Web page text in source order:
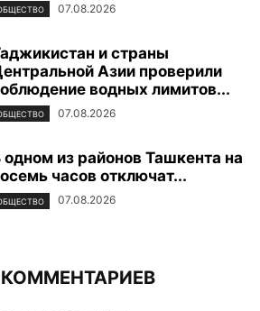
07.08.2026
и страны
Азии проверили
водных лимитов...
07.08.2026
одном из районов Ташкента на
часов отключат...
07.08.2026
КОММЕНТАРИЕВ